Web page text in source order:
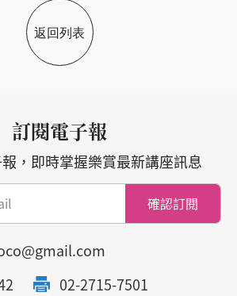
返回列表
訂閱電子報
，即時掌握樂賞最新講座訊息
確認訂閱
02-2715-7501